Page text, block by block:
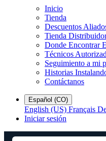
Inicio
Tienda
Descuentos
Tienda
Donde Encontrar
Técnicos
Seguimiento a mi
Historias
Contáctanos
Español (CO)
English (US) Français
Iniciar sesión